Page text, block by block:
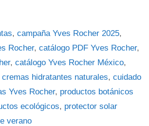
,campaña Yves Rocher 2025,
Rocher, catálogo PDF Yves Rocher,
, catálogo Yves Rocher México,
cremas hidratantes naturales, cuidado
Yves Rocher, productos botánicos
ecológicos, protector solar
verano